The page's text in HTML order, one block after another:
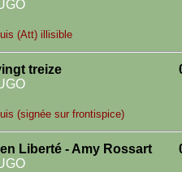
(Att) illisible
treize
(signée sur frontispice)
Liberté - Amy Rossart